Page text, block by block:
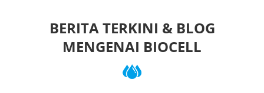
BERITA TERKINI & BLOG
MENGENAI BIOCELL